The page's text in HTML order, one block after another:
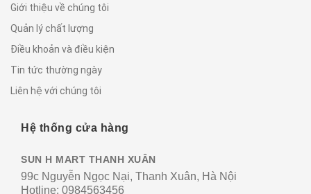
Giới thiệu về chúng tôi
Quản lý chất lượng
Điều khoản và điều kiện
Tin tức thường ngày
Liên hệ với chúng tôi
Hệ thống cửa hàng
SUN H MART THANH XUÂN
99c Nguyễn Ngọc Nại, Thanh Xuân, Hà Nội
Hotline: 0984563456